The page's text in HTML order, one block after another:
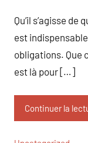
Qu’il s’agisse
est
obligations. Que
est là pour […]
Continuer la